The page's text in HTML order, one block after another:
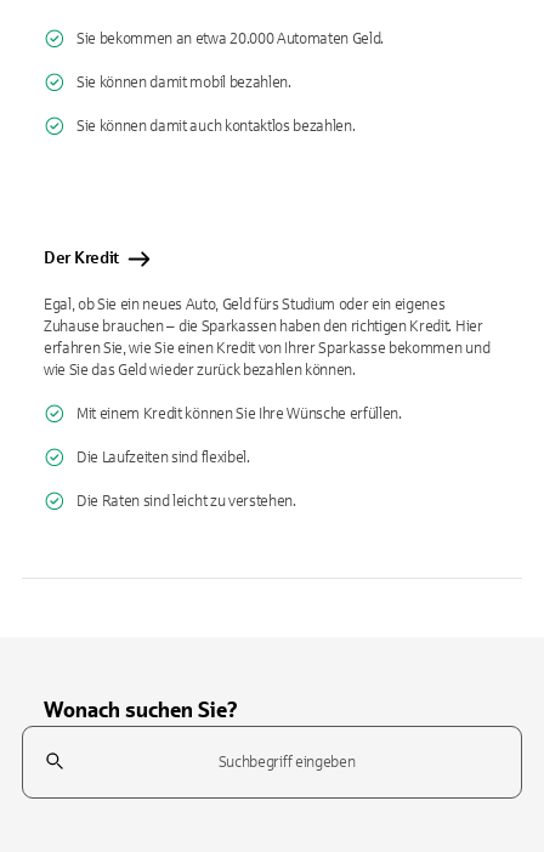
Sie bekommen an etwa 20.000 Automaten Geld.
Sie können damit mobil bezahlen.
Sie können damit auch kontaktlos bezahlen.
Der Kredit
Egal, ob Sie ein neues Auto, Geld fürs Studium oder ein eigenes
Zuhause brauchen – die Sparkassen haben den richtigen Kredit. Hier
erfahren Sie, wie Sie einen Kredit von Ihrer Sparkasse bekommen und
wie Sie das Geld wieder zurück bezahlen können.
Mit einem Kredit können Sie Ihre Wünsche erfüllen.
Die Laufzeiten sind flexibel.
Die Raten sind leicht zu verstehen.
Wonach suchen Sie?
Suchfeld